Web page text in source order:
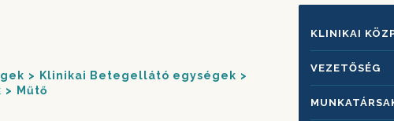
Klinikai Betegellátó egységek
Műtő
KLINIKAI
KLINIKAI
VEZETŐSÉG